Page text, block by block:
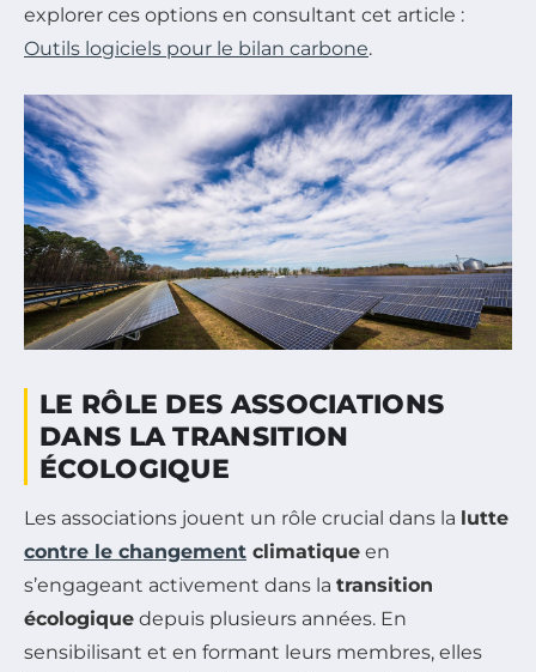
explorer ces options en consultant cet article :
Outils logiciels pour le bilan carbone.
LE RÔLE DES ASSOCIATIONS
DANS LA TRANSITION
ÉCOLOGIQUE
Les associations jouent un rôle crucial dans la lutte
contre le changement climatique en
s’engageant activement dans la transition
écologique depuis plusieurs années. En
sensibilisant et en formant leurs membres, elles